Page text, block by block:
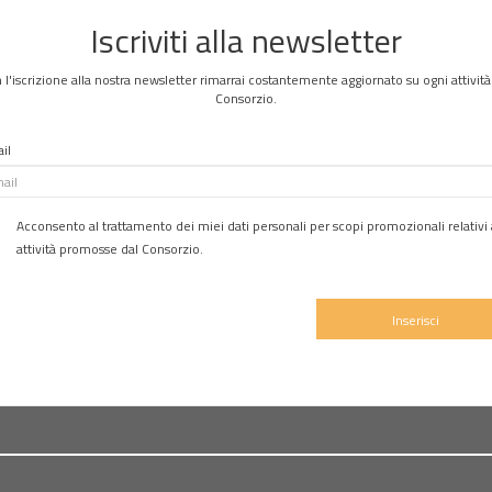
Iscriviti alla newsletter
l'iscrizione alla nostra newsletter rimarrai costantemente aggiornato su ogni
Consorzio.
Acconsento al trattamento dei miei dati personali per scopi promozionali relativi
attività promosse dal Consorzio.
Inserisci